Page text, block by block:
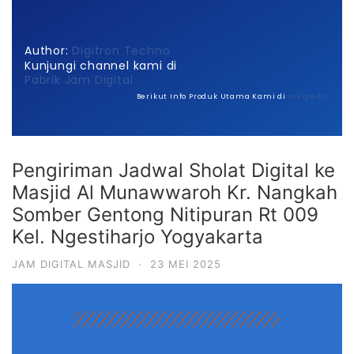
Author: Digitron Techno
Kunjungi channel kami di
Pabrik Jam Digital
Berikut Info Produk Utama Kami di wikipedia
Pengiriman Jadwal Sholat Digital ke
Masjid Al Munawwaroh Kr. Nangkah
Somber Gentong Nitipuran Rt 009
Kel. Ngestiharjo Yogyakarta
JAM DIGITAL MASJID · 23 MEI 2025